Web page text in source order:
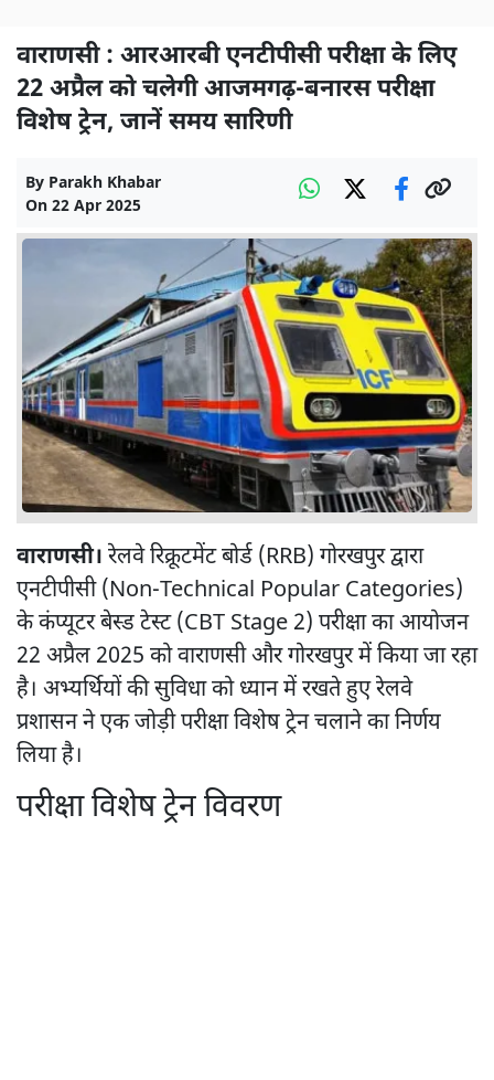
वाराणसी : आरआरबी एनटीपीसी परीक्षा के लिए
22 अप्रैल को चलेगी आजमगढ़-बनारस परीक्षा
विशेष ट्रेन, जानें समय सारिणी
By Parakh Khabar
On 22 Apr 2025
वाराणसी। रेलवे रिक्रूटमेंट बोर्ड (RRB) गोरखपुर द्वारा
एनटीपीसी (Non-Technical Popular Categories)
के कंप्यूटर बेस्ड टेस्ट (CBT Stage 2) परीक्षा का आयोजन
22 अप्रैल 2025 को वाराणसी और गोरखपुर में किया जा रहा
है। अभ्यर्थियों की सुविधा को ध्यान में रखते हुए रेलवे
प्रशासन ने एक जोड़ी परीक्षा विशेष ट्रेन चलाने का निर्णय
लिया है।
परीक्षा विशेष ट्रेन विवरण